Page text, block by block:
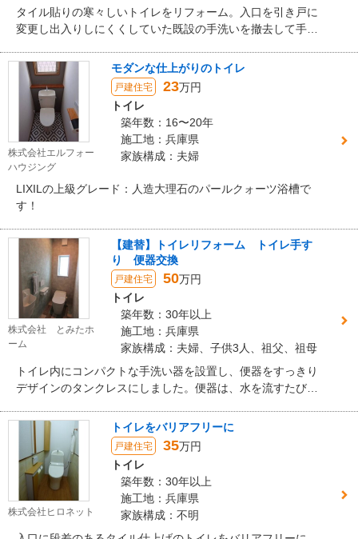
タイル貼りの寒々しいトイレをリフォーム。入口を引き戸に
変更し出入りしにくくしていた既設の手洗いを撤去して手洗
汚れやすい腰壁は木質パネルにしました。床は、車いすの使
用にも耐える重歩行タイプのクッションフロアで仕上げまし
た。サッシは断熱サッシに交換。暖かく使い勝手の良いトイ
レになりました。
株式会社エルフォー
ハウジング
モダンな仕上がりのトイレ
戸建住宅 23万円
トイレ
築年数：16〜20年
施工地：兵庫県
家族構成：夫婦
LIXILの上級グレード：人造大理石のパールクォーツ浴槽で
す！
株式会社 とみたホ
ーム
【建替】トイレリフォーム トイレ手す
り 便器交換
戸建住宅 50万円
トイレ
築年数：30年以上
施工地：兵庫県
家族構成：夫婦、子供3人、祖父、祖母
トイレ内にコンパクトな手洗い器を設置し、便器をすっきり
デザインのタンクレスにしました。便器は、水を流すたびに
状も隙間や段差がなく拭き掃除が楽々です。もちろん節水仕
様です。
株式会社ヒロネット
トイレをバリアフリーに
戸建住宅 35万円
トイレ
築年数：30年以上
施工地：兵庫県
家族構成：不明